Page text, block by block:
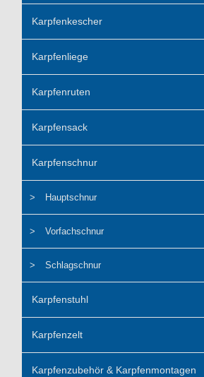
Karpfenkescher
Karpfenliege
Karpfenruten
Karpfensack
Karpfenschnur
Hauptschnur
Vorfachschnur
Schlagschnur
Karpfenstuhl
Karpfenzelt
Karpfenzubehör & Karpfenmontagen